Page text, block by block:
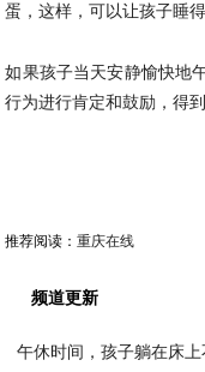
蛋，这样，可以让孩子睡得
如果孩子当天安静愉快地
行为进行肯定和鼓励，得
推荐阅读：重庆在线
频道更新
午休时间，孩子躺在床